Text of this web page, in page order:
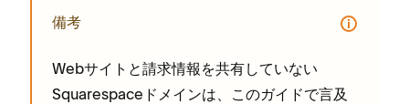
備考
Webサイトと請求情報を共有していない
Squarespaceドメインは⁠、このガイドで言及